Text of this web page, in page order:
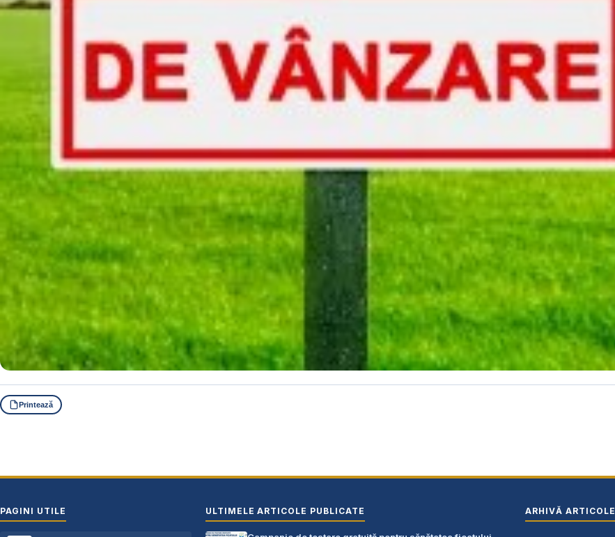
Printează
PAGINI UTILE ULTIMELE ARTICOLE PUBLICATE ARHIVĂ ARTICOLE